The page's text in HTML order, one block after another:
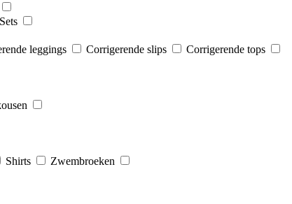
Sets
leggings Corrigerende slips
Corrigerende tops
Shirts
Zwembroeken